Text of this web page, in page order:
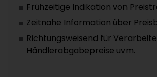
Frühzeitige Indikation von
Zeitnahe Information über
Richtungsweisend für
Händlerabgabepreise uvm.